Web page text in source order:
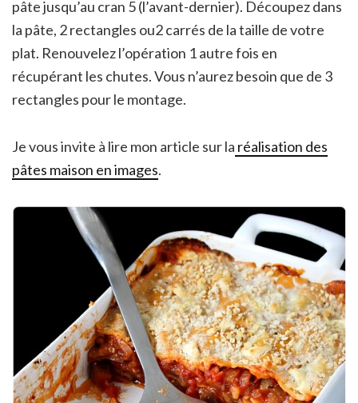
pâte jusqu’au cran 5 (l’avant-dernier). Découpez dans
la pâte, 2 rectangles ou2 carrés de la taille de votre
plat. Renouvelez l’opération 1 autre fois en
récupérant les chutes. Vous n’aurez besoin que de 3
rectangles pour le montage.
Je vous invite à lire mon article sur la réalisation des
pâtes maison en images.